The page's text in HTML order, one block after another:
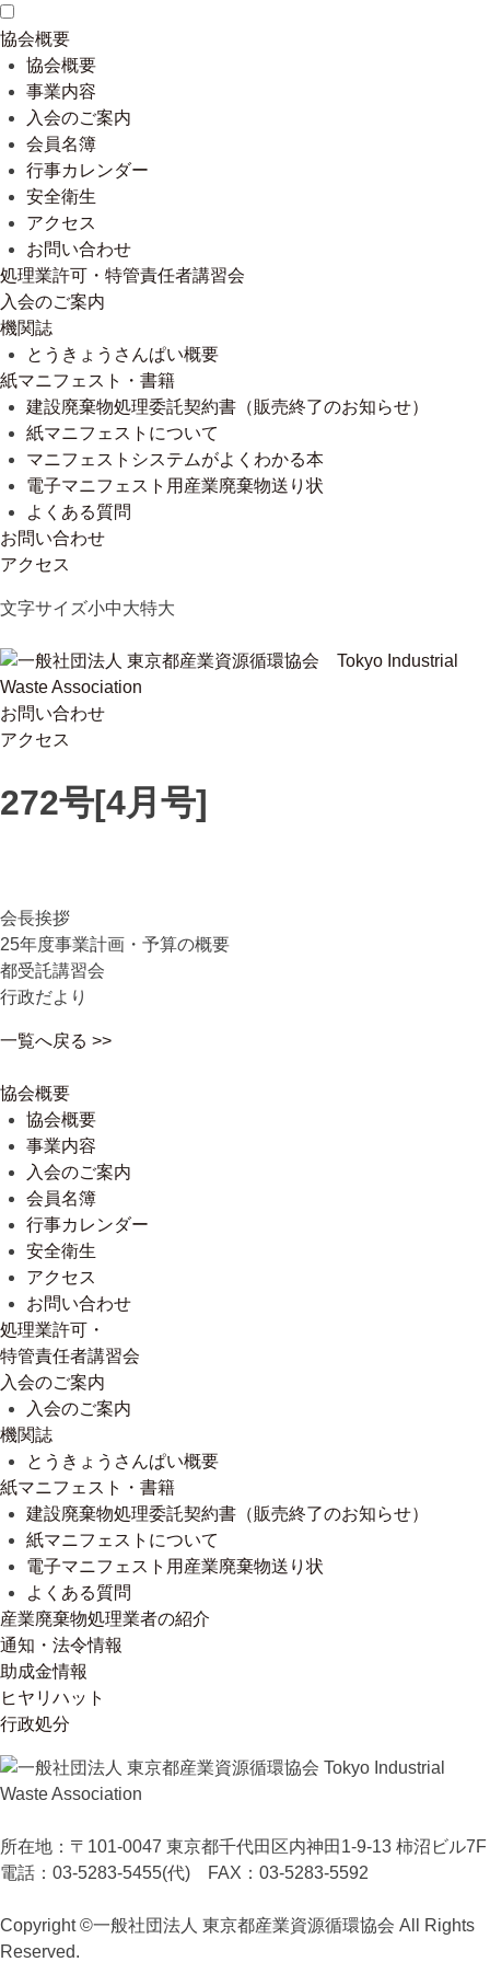
協会概要
協会概要
事業内容
入会のご案内
会員名簿
行事カレンダー
安全衛生
アクセス
お問い合わせ
処理業許可・特管責任者講習会
入会のご案内
機関誌
とうきょうさんぱい概要
紙マニフェスト・書籍
建設廃棄物処理委託契約書（販売終了のお知らせ）
紙マニフェストについて
マニフェストシステムがよくわかる本
電子マニフェスト用産業廃棄物送り状
よくある質問
お問い合わせ
アクセス
to
文字サイズ小中大特大
一般社団法人 東京都産業資源循環協会
Tokyo Industrial Waste Association
お問い合わせ
アクセス
272号[4月号]
会長挨拶
25年度事業計画・予算の概要
都受託講習会
行政だより
一覧へ戻る >>
協会概要
協会概要
事業内容
入会のご案内
会員名簿
行事カレンダー
安全衛生
アクセス
お問い合わせ
処理業許可・
特管責任者講習会
入会のご案内
入会のご案内
機関誌
とうきょうさんぱい概要
紙マニフェスト・書籍
建設廃棄物処理委託契約書（販売終了のお知らせ）
紙マニフェストについて
電子マニフェスト用産業廃棄物送り状
よくある質問
産業廃棄物処理業者の紹介
通知・法令情報
助成金情報
ヒヤリハット
行政処分
所在地：〒101-0047 東京都千代田区内神田1-9-13 柿沼ビル7F
電話：03-5283-5455(代) FAX：03-5283-5592
Copyright ©一般社団法人 東京都産業資源循環協会 All Rights
Reserved.